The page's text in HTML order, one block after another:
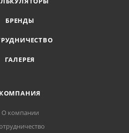
БРЕНДЫ
ГАЛЕРЕЯ
КОМПАНИЯ
О компании